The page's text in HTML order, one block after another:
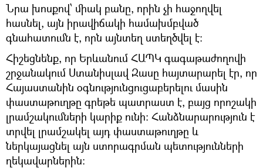
Նրա խոսքով՝ միակ բանը, որին չի հաջողվել
հասնել, այն իրավիճակի համախմբված
գնահատումն է, որն այնտեղ ստեղծվել է։
Հիշեցնենք, որ Երևանում ՀԱՊԿ գագաթաժողովի
շրջանակում Ստանիսլավ Զասը հայտարարել էր, որ
Հայաստանին օգնությունցուցաբերելու մասին
փաստաթուղթը գրեթե պատրաստ է, բայց որոշակի
լրամշակումների կարիք ունի: Հանձնարարություն է
տրվել լրամշակել այդ փաստաթուղթը և
ներկայացնել այն ստորագրման պետությունների
ղեկավարներին։